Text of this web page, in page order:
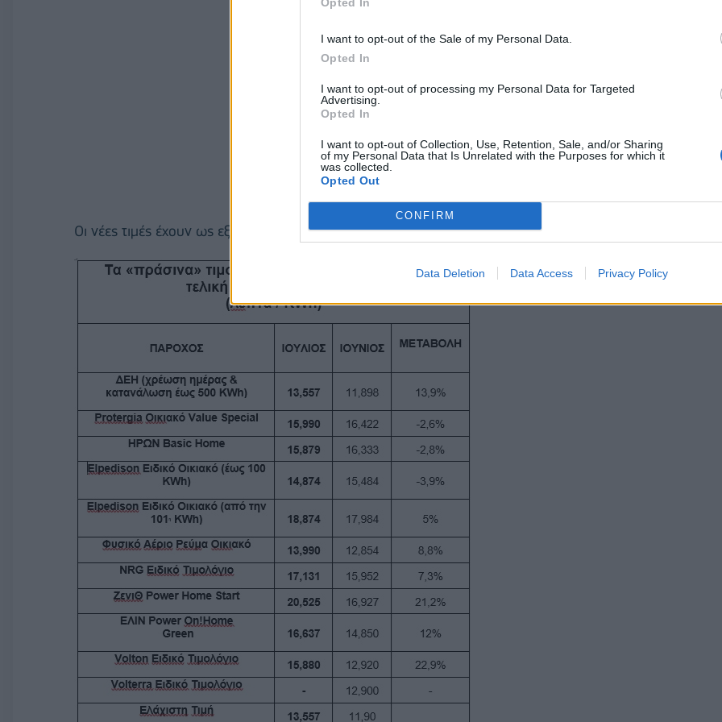
I want to opt-out of the Sale of my Personal Data.
Opted In
I want to opt-out of processing my Personal Data for Targeted
Advertising.
Opted In
I want to opt-out of Collection, Use, Retention, Sale, and/or Sharing
of my Personal Data that Is Unrelated with the Purposes for which it
was collected.
Opted Out
CONFIRM
Data Deletion Data Access Privacy Policy
Οι νέες τιμές έχουν ως εξής: